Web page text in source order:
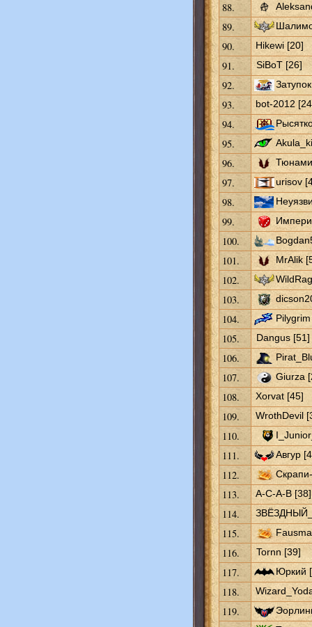
88.
89.
90. Hikewi [20]
91. SiBoT [26]
92.
93. bot-2012
94.
95.
96.
97. urisov
98.
99.
100.
101. MrAlik
102.
103.
104.
105. Dangus [51]
106.
107. Giurza
108. Xorvat [45]
109. WrothDevil
110.
111. Авгур
112.
113. A-C-A-B [38]
114.
115.
116. Tornn [39]
117. Юркий
118.
119.